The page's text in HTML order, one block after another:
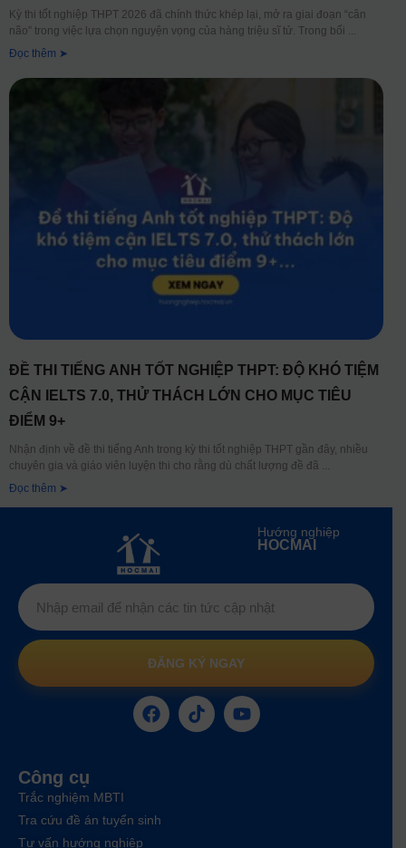
Kỳ thi tốt nghiệp THPT 2026 đã chính thức khép lại, mở ra giai đoạn “cân
não” trong việc lựa chọn nguyện vọng của hàng triệu sĩ tử. Trong bối
Đọc thêm ➤
ĐỀ THI TIẾNG ANH TỐT NGHIỆP THPT: ĐỘ KHÓ TIỆM
CẬN IELTS 7.0, THỬ THÁCH LỚN CHO MỤC TIÊU
ĐIỂM 9+
Nhận định về đề thi tiếng Anh trong kỳ thi tốt nghiệp THPT gần đây, nhiều
chuyên gia và giáo viên luyện thi cho rằng dù chất lượng đề đã
Đọc thêm ➤
Hướng nghiệp
HOCMAI
ĐĂNG KÝ NGAY
Công cụ
Trắc nghiệm MBTI
Tra cứu đề án tuyển sinh
Tư vấn hướng nghiệp